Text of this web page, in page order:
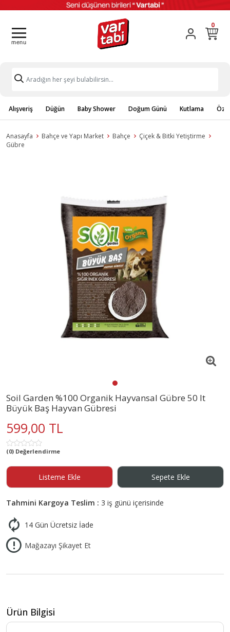
0
Alışveriş Düğün Baby Shower Doğum Günü Kutlama
Anasayfa Bahçe ve Yapı Market Bahçe
Çiçek & Bitki Yetiştirme
Gübre
Soil Garden %100 Organik Hayvansal Gübre 50 lt
Büyük Baş Hayvan Gübresi
599,00 TL
(0) Değerlendirme
Listeme Ekle Sepete Ekle
Tahmini Kargoya Teslim : 3 iş günü içerisinde
14 Gün Ücretsiz İade
Mağazayı Şikayet Et
Ürün Bilgisi